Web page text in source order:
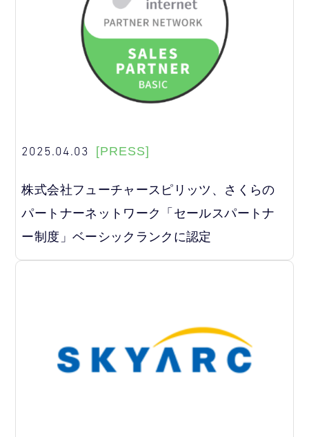
2025.04.03 [PRESS]
株式会社フューチャースピリッツ、さくらの
パートナーネットワーク「セールスパートナ
ー制度」ベーシックランクに認定